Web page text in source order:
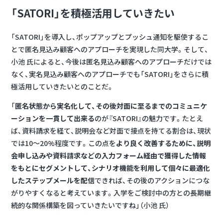
「SATORI」を積極活用していきたい
「SATORI」を導入し、ポップアップとプッシュ通知を駆使するこ
とで匿名見込み顧客へのアプローチを実現した同大学。そして、
小池 氏によると、今後は匿名見込み顧客へのアプローチだけでは
なく、実名見込み顧客へのアプローチでも「SATORI」をさらに積
極活用していきたいとのことだ。
「匿名状態から実名化して、その後対面に至るまでのコミュニケ
ーションを一貫して出来るのが『SATORI』の魅力です。たとえ
ば、資料請求を経て、説明会など対面で接点を持てる割合は、現状
では10〜20%程度です。この点をより良く改善するために、説明
会申し込みや資料請求などの入力フォーム経由で獲得した情報
をもとにセグメントして、シナリオ機能を利用して個々に最適化
したステップメールを配信できれば、その後のアクションにつな
がりやすくなると考えています。入学をご検討中の方との長期継
続的な関係構築を図っていきたいですね」（小池 氏）